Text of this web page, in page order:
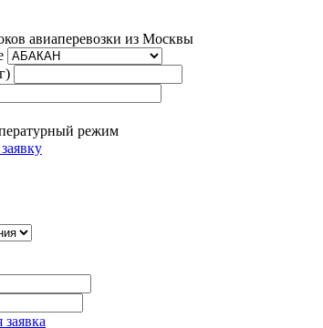
авиаперевозки из Москвы
режим